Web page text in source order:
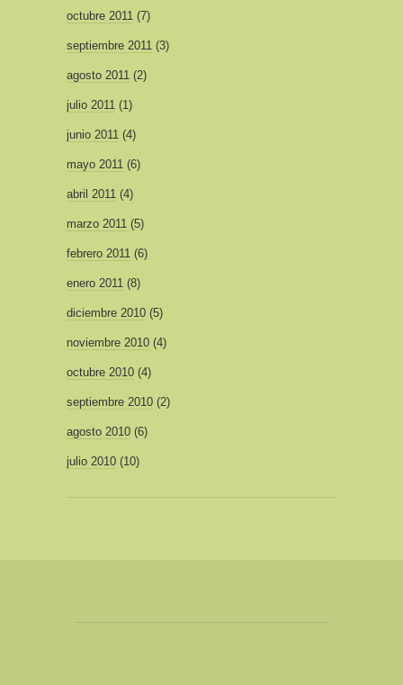
octubre 2011 (7)
septiembre 2011 (3)
agosto 2011 (2)
julio 2011 (1)
junio 2011 (4)
mayo 2011 (6)
abril 2011 (4)
marzo 2011 (5)
febrero 2011 (6)
enero 2011 (8)
diciembre 2010 (5)
noviembre 2010 (4)
octubre 2010 (4)
septiembre 2010 (2)
agosto 2010 (6)
julio 2010 (10)